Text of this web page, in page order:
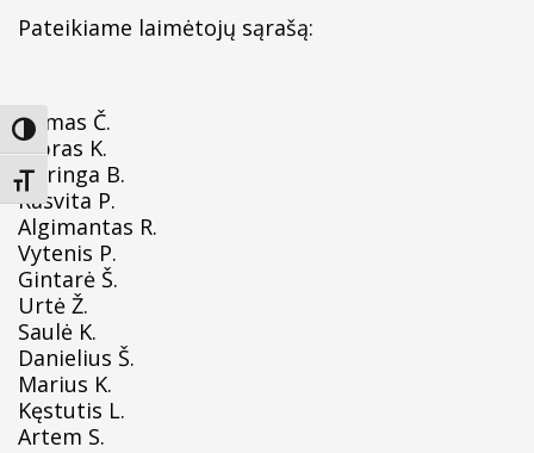
Įjungti didesnį kontrastą
Keisti teksto dydį
Pateikiame laimėtojų sąrašą:
Romas Č.
Kipras K.
Neringa B.
Rasvita P.
Algimantas R.
Vytenis P.
Gintarė Š.
Urtė Ž.
Saulė K.
Danielius Š.
Marius K.
Kęstutis L.
Artem S.